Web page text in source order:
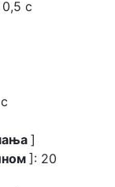
с
]
]: 20